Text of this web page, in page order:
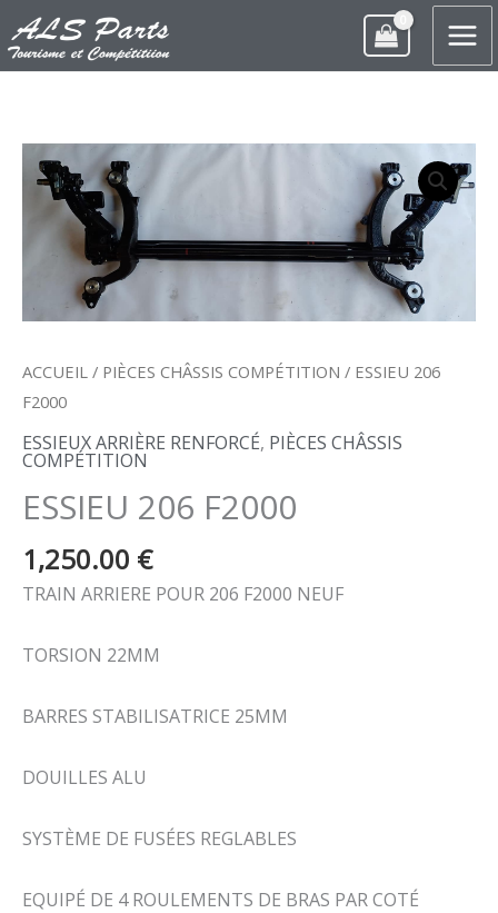
ALLER
AU
CONTENU
ACCUEIL / PIÈCES CHÂSSIS COMPÉTITION / ESSIEU 206
F2000
ESSIEUX ARRIÈRE RENFORCÉ, PIÈCES CHÂSSIS
COMPÉTITION
ESSIEU 206 F2000
1,250.00 €
TRAIN ARRIERE POUR 206 F2000 NEUF
TORSION 22MM
BARRES STABILISATRICE 25MM
DOUILLES ALU
SYSTÈME DE FUSÉES REGLABLES
EQUIPÉ DE 4 ROULEMENTS DE BRAS PAR COTÉ
QUANTITÉ
DE
ESSIEU